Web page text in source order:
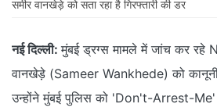
समीर वानखेड़े को सता रहा है गिरफ्तारी की डर
नई दिल्ली: मुंबई ड्रग्स मामले में जांच कर रहे
वानखेड़े (Sameer Wankhede) को कानूनी
उन्होंने मुंबई पुलिस को 'Don't-Arrest-Me'